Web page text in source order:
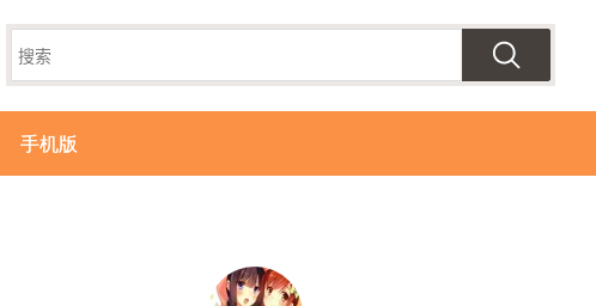
手机版